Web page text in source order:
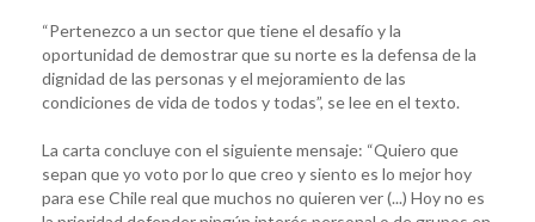
“Pertenezco a un sector que tiene el desafío y la
oportunidad de demostrar que su norte es la defensa de la
dignidad de las personas y el mejoramiento de las
condiciones de vida de todos y todas”, se lee en el texto.
La carta concluye con el siguiente mensaje: “Quiero que
sepan que yo voto por lo que creo y siento es lo mejor hoy
para ese Chile real que muchos no quieren ver (...) Hoy no es